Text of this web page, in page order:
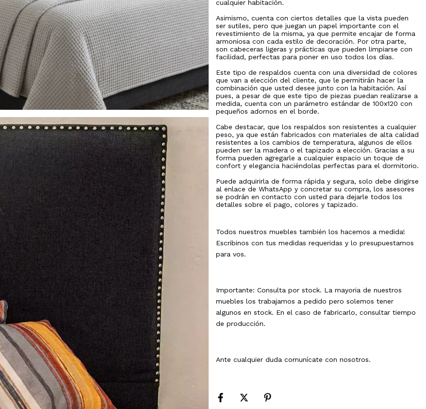
cualquier habitación.
Asimismo, cuenta con ciertos detalles que la vista pueden
ser sutiles, pero que juegan un papel importante con el
revestimiento de la misma, ya que permite encajar de forma
armoniosa con cada estilo de decoración. Por otra parte,
son cabeceras ligeras y prácticas que pueden limpiarse con
facilidad, perfectas para poner en uso todos los días.
Este tipo de respaldos cuenta con una diversidad de colores
que van a elección del cliente, que le permitirán hacer la
combinación que usted desee junto con la habitación. Así
pues, a pesar de que este tipo de piezas puedan realizarse a
medida, cuenta con un parámetro estándar de 100x120 con
pequeños adornos en el borde.
Cabe destacar, que los respaldos son resistentes a cualquier
peso, ya que están fabricados con materiales de alta calidad
resistentes a los cambios de temperatura, algunos de ellos
pueden ser la madera o el tapizado a elección. Gracias a su
forma pueden agregarle a cualquier espacio un toque de
confort y elegancia haciéndolas perfectas para el dormitorio.
Puede adquirirla de forma rápida y segura, solo debe dirigirse
al enlace de WhatsApp y concretar su compra, los asesores
se podrán en contacto con usted para dejarle todos los
detalles sobre el pago, colores y tapizado.
Todos nuestros muebles también los hacemos a medida!
Escribinos con tus medidas requeridas y lo presupuestamos
para vos.
Importante: Consulta por stock. La mayoria de nuestros
muebles los trabajamos a pedido pero solemos tener
algunos en stock. En el caso de fabricarlo, consultar tiempo
de producción.
Ante cualquier duda comunícate con nosotros.